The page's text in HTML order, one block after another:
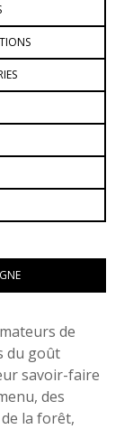
de
du goût
savoir-faire
des
la forêt,